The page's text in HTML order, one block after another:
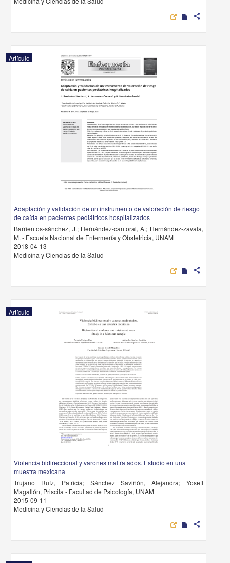
share
Artículo
Adaptación y validación de un instrumento de valoración de riesgo
de caída en pacientes pediátricos hospitalizados
Barrientos-sánchez, J.; Hernández-cantoral, A.; Hernández-zavala,
M. - Escuela Nacional de Enfermería y Obstetricia, UNAM
2018-04-13
Medicina y Ciencias de la Salud
share
Artículo
Violencia bidireccional y varones maltratados. Estudio en una
muestra mexicana
Trujano Ruíz, Patricia; Sánchez Saviñón, Alejandra; Yoseff
Magallón, Priscila - Facultad de Psicología, UNAM
2015-09-11
Medicina y Ciencias de la Salud
share